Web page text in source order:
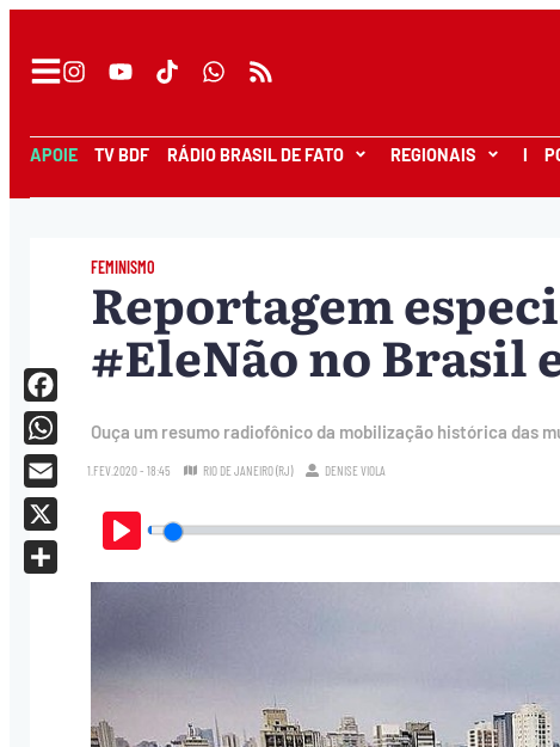
APOIE TV BDF RÁDIO BRASIL DE FATO REGIONAIS I
FEMINISMO
Reportagem
#EleNão no Brasil
Ouça um resumo radiofônico da mobilização histórica das
1.FEV.2020 - 18:45 RIO DE JANEIRO (RJ) DENISE VIOLA
Play
Facebook
WhatsApp
Email
X